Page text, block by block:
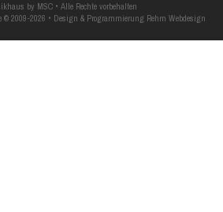
by MSC • Alle Rechte vorbehalten
© 2009-2026 • Design & Programmierung Rehm Webdesign